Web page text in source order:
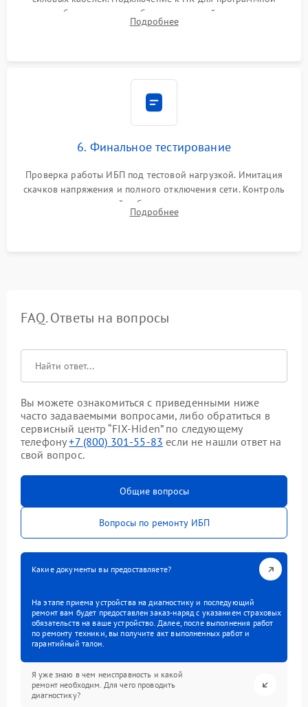
калибровки констант батареи, настройки порогов
срабатывания AVR и сброса счетчиков старения АКБ.
Подробнее
6. Финальное тестирование
Проверка работы ИБП под тестовой нагрузкой. Имитация
скачков напряжения и полного отключения сети. Контроль
времени автономной работы, температурного режима и
корректности формы выходного сигнала.
Подробнее
FAQ. Ответы на вопросы
Вы можете ознакомиться с приведенными ниже
часто задаваемыми вопросами, либо обратиться в
сервисный центр “FIX-Hiden” по следующему
телефону+7 (800) 301-55-83 если не нашли ответ на
свой вопрос.
Общие вопросы
Вопросы по ремонту ИБП
Какие документы вы предоставляете?
На этапе приема устройства на диагностику и последующий
ремонт вам будет предоставлен заказ-наряд с указанием страховых
обязательств на ваше устройство. Далее, после выполнения работ
по ремонту техники, вы получите акт выполненных работ и
гарантийный талон.
Я уже знаю в чем неисправность и какой
ремонт необходим. Для чего проводить
диагностику?